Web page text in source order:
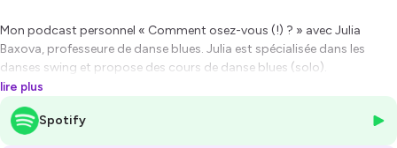
Mon podcast personnel « Comment osez-vous (!) ? » avec Julia
Baxova, professeure de danse blues. Julia est spécialisée dans les
danses swing et propose des cours de danse blues (solo).
Écoutez ce podcast qui vous donne l’envie de danser et d’oser, d’oser
vous exprimer par les mouvements et aussi d’oser dans votre
lire plus
Spotify